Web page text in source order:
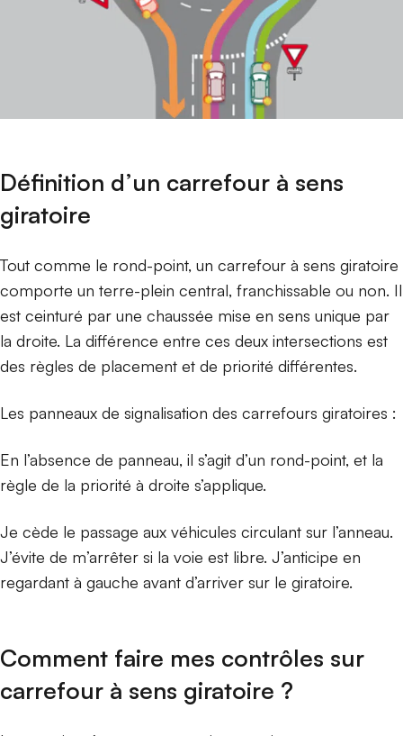
Définition d’un carrefour à sens
giratoire
Tout comme le rond-point, un carrefour à sens giratoire
comporte un terre-plein central, franchissable ou non. Il
est ceinturé par une chaussée mise en sens unique par
la droite. La différence entre ces deux intersections est
des règles de placement et de priorité différentes.
Les panneaux de signalisation des carrefours giratoires :
En l’absence de panneau, il s’agit d’un rond-point, et la
règle de la priorité à droite s’applique.
Je cède le passage aux véhicules circulant sur l’anneau.
J’évite de m’arrêter si la voie est libre. J’anticipe en
regardant à gauche avant d’arriver sur le giratoire.
Comment faire mes contrôles sur
carrefour à sens giratoire ?